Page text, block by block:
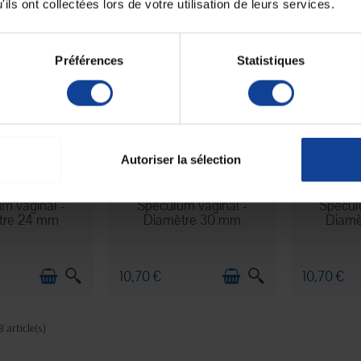
ont collectées lors de votre utilisation de leurs services.
Préférences Statistiques
Autoriser la sélection
vaginal -
24 mm
EN STOCK
Spéculum vaginal -
Diamètre 30 mm
10,70 € 10,70 €
article(s)